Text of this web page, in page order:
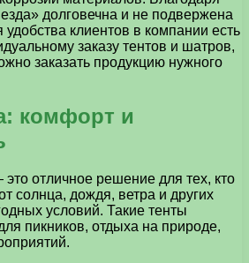
долговечна и не подвержена
клиентов в компании есть
заказу тентов и шатров,
заказать продукцию нужного
комфорт и
отличное решение для тех, кто
солнца, дождя, ветра и других
условий. Такие тенты
пикников, отдыха на природе,